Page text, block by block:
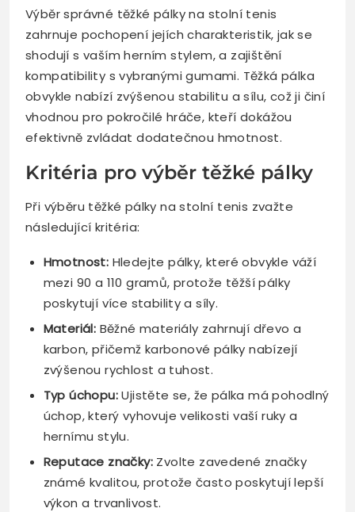
Výběr správné těžké pálky na stolní tenis
zahrnuje pochopení jejích charakteristik, jak se
shodují s vaším herním stylem, a zajištění
kompatibility s vybranými gumami. Těžká pálka
obvykle nabízí zvýšenou stabilitu a sílu, což ji činí
vhodnou pro pokročilé hráče, kteří dokážou
efektivně zvládat dodatečnou hmotnost.
Kritéria pro výběr těžké pálky
Při výběru těžké pálky na stolní tenis zvažte
následující kritéria:
Hmotnost: Hledejte pálky, které obvykle váží
mezi 90 a 110 gramů, protože těžší pálky
poskytují více stability a síly.
Materiál: Běžné materiály zahrnují dřevo a
karbon, přičemž karbonové pálky nabízejí
zvýšenou rychlost a tuhost.
Typ úchopu:Ujistěte se, že pálka má pohodlný
úchop, který vyhovuje velikosti vaší ruky a
hernímu stylu.
Reputace značky:Zvolte zavedené značky
známé kvalitou, protože často poskytují lepší
výkon a trvanlivost.